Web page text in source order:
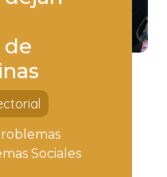
de
Sociales